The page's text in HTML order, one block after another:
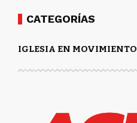
CATEGORÍAS
IGLESIA EN MOVIMIENTO